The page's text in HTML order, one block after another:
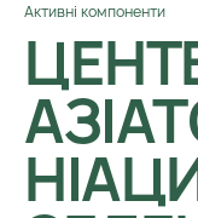
Активні компоненти